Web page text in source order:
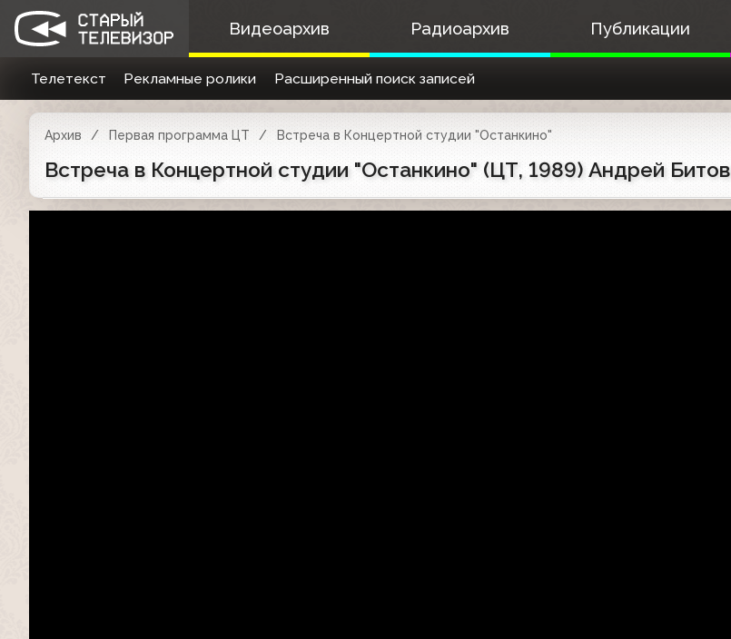
Видеоархив Радиоархив Публикации
Телетекст Рекламные ролики Расширенный поиск записей
Архив Первая программа ЦТ Встреча в Концертной студии "Останкино"
Встреча в Концертной студии "Останкино" (ЦТ, 1989) Андрей Битов